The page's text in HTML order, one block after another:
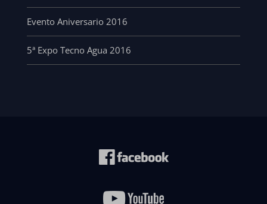
Evento Aniversario 2016
5ª Expo Tecno Agua 2016